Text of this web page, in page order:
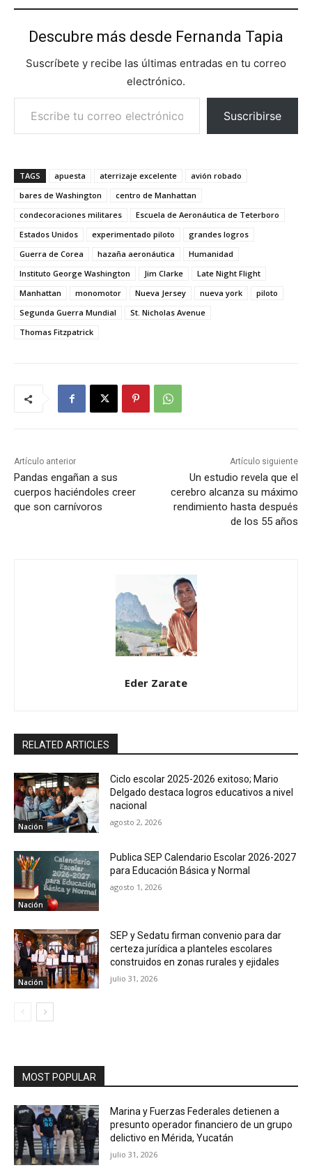
Descubre más desde Fernanda Tapia
Suscríbete y recibe las últimas entradas en tu correo
electrónico.
Escribe tu correo electrónico…
Suscribirse
TAGS apuesta aterrizaje excelente
avión robado
bares de Washington
centro de Manhattan
condecoraciones militares
Escuela de Aeronáutica de Teterboro
Estados Unidos
experimentado piloto
grandes logros
Guerra de Corea
hazaña aeronáutica
Humanidad
Instituto George Washington
Jim Clarke
Late Night Flight
Manhattan
monomotor Nueva Jersey nueva york
piloto
Segunda Guerra Mundial
St. Nicholas Avenue
Thomas Fitzpatrick
Artículo anterior
Pandas engañan a sus
cuerpos haciéndoles creer
que son carnívoros
Artículo siguiente
Un estudio revela que el
cerebro alcanza su máximo
rendimiento hasta después
de los 55 años
Eder Zarate
RELATED ARTICLES
Nación
Ciclo escolar 2025-2026 exitoso; Mario
Delgado destaca logros educativos a nivel
nacional
agosto 2, 2026
Nación
Publica SEP Calendario Escolar 2026-2027
para Educación Básica y Normal
agosto 1, 2026
Nación
SEP y Sedatu firman convenio para dar
certeza jurídica a planteles escolares
construidos en zonas rurales y ejidales
julio 31, 2026
MOST POPULAR
Marina y Fuerzas Federales detienen a
presunto operador financiero de un grupo
delictivo en Mérida, Yucatán
julio 31, 2026